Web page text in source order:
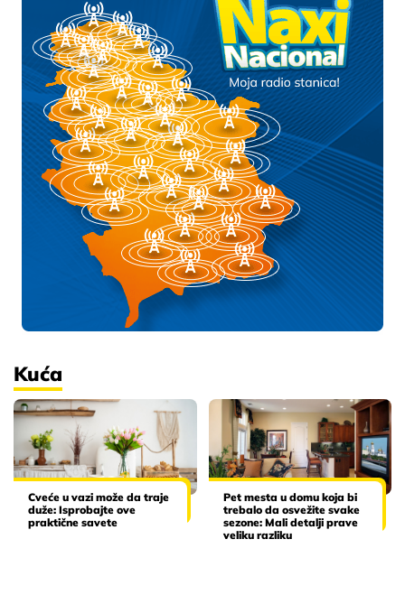
Kuća
Cveće u vazi može da traje
duže: Isprobajte ove
praktične savete
Pet mesta u domu koja bi
trebalo da osvežite svake
sezone: Mali detalji prave
veliku razliku